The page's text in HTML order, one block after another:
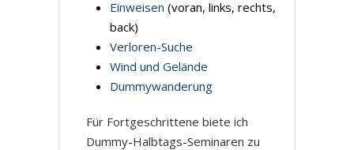
Einweisen (voran, links, rechts,
back)
Verloren-Suche
Wind und Gelände
Dummywanderung
Für Fortgeschrittene biete ich
Dummy-Halbtags-Seminaren zu